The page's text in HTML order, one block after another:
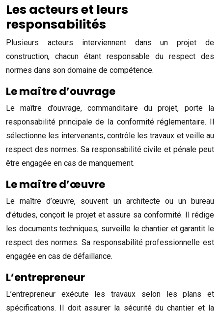
Les acteurs et leurs
responsabilités
Plusieurs acteurs interviennent dans un projet de
construction, chacun étant responsable du respect des
normes dans son domaine de compétence.
Le maître d’ouvrage
Le maître d’ouvrage, commanditaire du projet, porte la
responsabilité principale de la conformité réglementaire. Il
sélectionne les intervenants, contrôle les travaux et veille au
respect des normes. Sa responsabilité civile et pénale peut
être engagée en cas de manquement.
Le maître d’œuvre
Le maître d’œuvre, souvent un architecte ou un bureau
d’études, conçoit le projet et assure sa conformité. Il rédige
les documents techniques, surveille le chantier et garantit le
respect des normes. Sa responsabilité professionnelle est
engagée en cas de défaillance.
L’entrepreneur
L’entrepreneur exécute les travaux selon les plans et
spécifications. Il doit assurer la sécurité du chantier et la